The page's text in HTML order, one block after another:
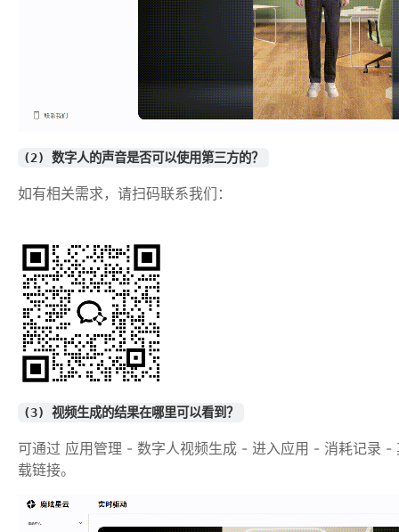
(2) 数字人的声音是否可以使用第三方的？
如有相关需求，请扫码联系我们：
(3) 视频生成的结果在哪里可以看到？
可通过 应用管理 - 数字人视频生成 - 进入应用 - 消耗记录 -
载链接。